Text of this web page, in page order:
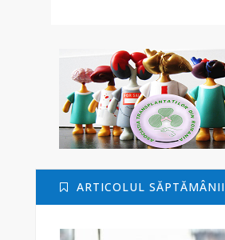
ARTICOLUL SĂPTĂMÂNII